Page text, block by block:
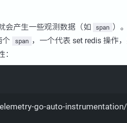
会产生一些观测数据（如 span ）
个 span ，一个代表 set redis 操作
go-auto-